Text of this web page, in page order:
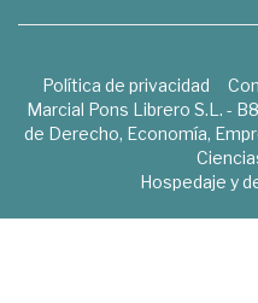
Política de privacidad
Marcial Pons Librero S.L. -
de Derecho, Economía,
Hospedaje y